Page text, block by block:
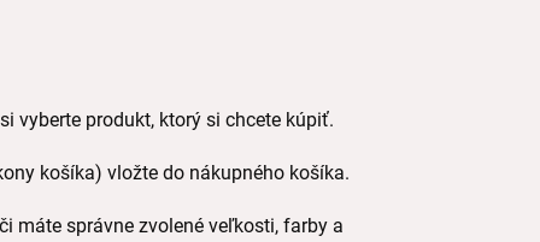
vyberte produkt, ktorý si chcete kúpiť.
košíka) vložte do nákupného košíka.
máte správne zvolené veľkosti, farby a